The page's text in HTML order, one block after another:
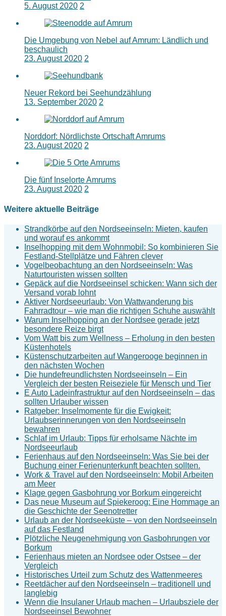
5. August 2020 2
Die Umgebung von Nebel auf Amrum: Ländlich und
beschaulich
23. August 2020 2
Neuer Rekord bei Seehundzählung
13. September 2020 2
Norddorf: Nördlichste Ortschaft Amrums
23. August 2020 2
Die fünf Inselorte Amrums
23. August 2020 2
Weitere aktuelle Beiträge
Strandkörbe auf den Nordseeinseln: Mieten, kaufen
und worauf es ankommt
Inselhopping mit dem Wohnmobil: So kombinieren Sie
Festland-Stellplätze und Fähren clever
Vogelbeobachtung an den Nordseeinseln: Was
Naturtouristen wissen sollten
Gepäck auf die Nordseeinsel schicken: Wann sich der
Versand vorab lohnt
Aktiver Nordseeurlaub: Von Wattwanderung bis
Fahrradtour – wie man die richtigen Schuhe auswählt
Warum Inselhopping an der Nordsee gerade jetzt
besondere Reize birgt
Vom Watt bis zum Wellness – Erholung in den besten
Küstenhotels
Küstenschutzarbeiten auf Wangerooge beginnen in
den nächsten Wochen
Die hundefreundlichsten Nordseeinseln – Ein
Vergleich der besten Reiseziele für Mensch und Tier
E Auto Ladeinfrastruktur auf den Nordseeinseln – das
sollten Urlauber wissen
Ratgeber: Inselmomente für die Ewigkeit:
Urlaubserinnerungen von den Nordseeinseln
bewahren
Schlaf im Urlaub: Tipps für erholsame Nächte im
Nordseeurlaub
Ferienhaus auf den Nordseeinseln: Was Sie bei der
Buchung einer Ferienunterkunft beachten sollten.
Work & Travel auf den Nordseeinseln: Mobil Arbeiten
am Meer
Klage gegen Gasbohrung vor Borkum eingereicht
Das neue Museum auf Spiekeroog: Eine Hommage an
die Geschichte der Seenotretter
Urlaub an der Nordseeküste – von den Nordseeinseln
auf das Festland
Plötzliche Neugenehmigung von Gasbohrungen vor
Borkum
Ferienhaus mieten an Nordsee oder Ostsee – der
Vergleich
Historisches Urteil zum Schutz des Wattenmeeres
Reetdächer auf den Nordseeinseln – traditionell und
langlebig
Wenn die Insulaner Urlaub machen – Urlaubsziele der
Nordseeinsel Bewohner